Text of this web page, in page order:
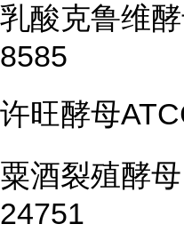
乳酸克鲁维
8585
许旺酵母
粟酒裂殖酵
24751